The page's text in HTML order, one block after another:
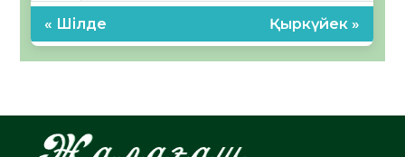
« Шілде Қыркүйек »